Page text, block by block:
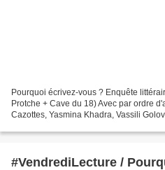
Pourquoi écrivez-vous ? Enquête
Protche + Cave du 18) Avec par ordre
Cazottes, Yasmina Khadra, Vassili
#VendrediLecture /